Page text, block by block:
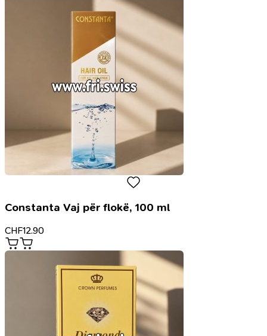
Constanta Vaj për flokë, 100 ml
CHF12.90